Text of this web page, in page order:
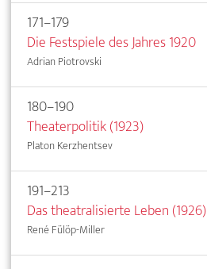
171–179
Die Festspiele des Jahres 1920
Adrian Piotrovski
180–190
Theaterpolitik (1923)
Platon Kerzhentsev
191–213
Das theatralisierte Leben (1926)
René Fülöp-Miller